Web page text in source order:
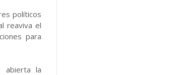
políticos
reaviva el
para
abierta la